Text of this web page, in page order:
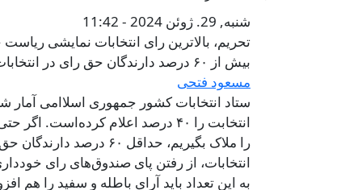
تحریم، بالاترین
شنبه, 29. ژوئن 2024 - 11:42
تحریم، بالاترین رای انتخابات نمایشی ریاست
بیش از ۶۰ درصد دارندگان حق رای در انتخابات رژیم شرکت نکردند
مسعود فتحی
ستاد انتخابات کشور جمهوری اسلاامی آمار
انتخابت را ۴۰ درصد اعلام کرده‌است. اگر
را ملاک بگیریم، حداقل ۶۰ درصد
انتخابات، از رفتن پای صندوق‌های رای
به این تعداد باید آرای باطله و سفید را هم